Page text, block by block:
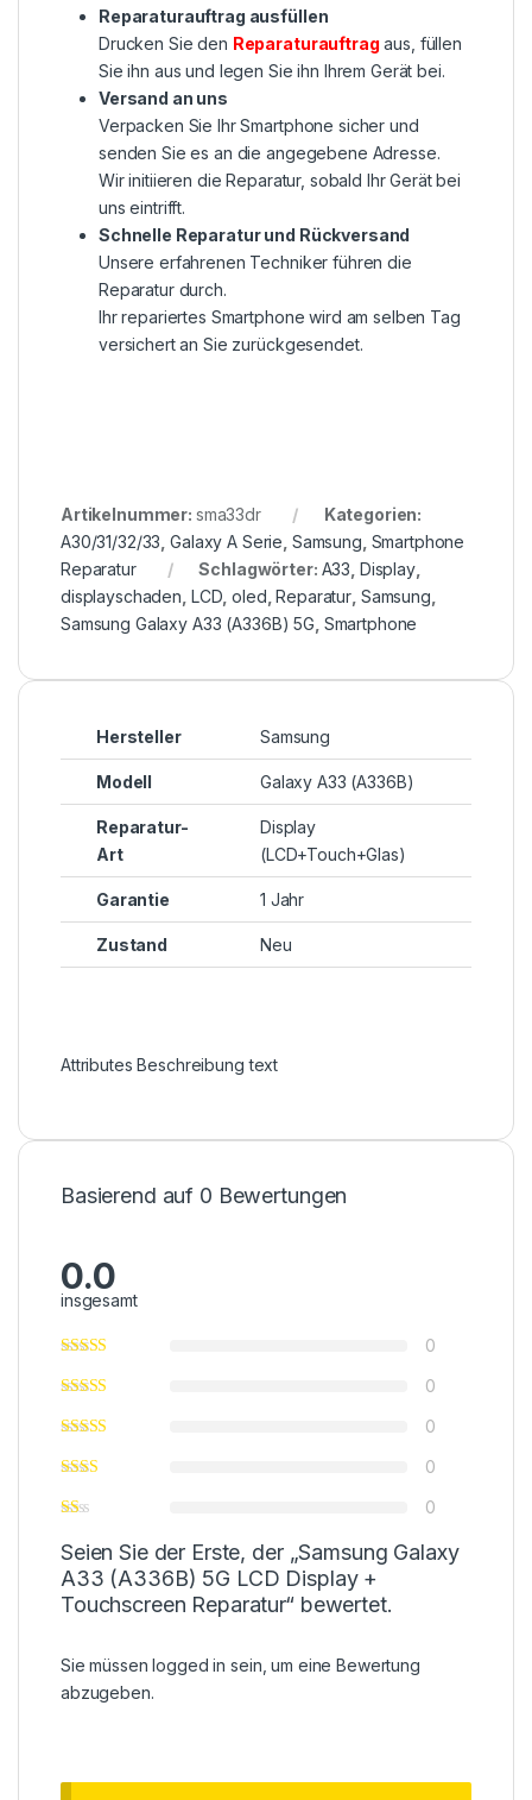
Reparaturauftrag ausfüllen
Drucken Sie den Reparaturauftrag aus, füllen
Sie ihn aus und legen Sie ihn Ihrem Gerät bei.
Versand an uns
Verpacken Sie Ihr Smartphone sicher und
senden Sie es an die angegebene Adresse.
Wir initiieren die Reparatur, sobald Ihr Gerät bei
uns eintrifft.
Schnelle Reparatur und Rückversand
Unsere erfahrenen Techniker führen die
Reparatur durch.
Ihr repariertes Smartphone wird am selben Tag
versichert an Sie zurückgesendet.
Artikelnummer: sma33dr
Kategorien:
A30/31/32/33 ,Galaxy A Serie Samsung Smartphone
Reparatur
Schlagwörter: A33 Display,
displayschaden LCD ,oled ,Reparatur Samsung
Samsung Galaxy A33 (A336B) 5G Smartphone
Hersteller Samsung
Modell Galaxy A33 (A336B)
Reparatur-
Art
Display
(LCD+Touch+Glas)
Garantie 1 Jahr
Zustand Neu
Attributes Beschreibung text
Basierend auf 0 Bewertungen
0.0
insgesamt
0
0
0
0
0
Seien Sie der Erste, der „Samsung Galaxy
A33 (A336B) 5G LCD Display +
Touchscreen Reparatur“ bewertet.
Sie müssenlogged in sein, um eine Bewertung
abzugeben.